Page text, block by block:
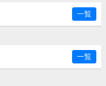
一覧
一覧